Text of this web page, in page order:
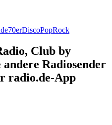
70erDiscoPopRock
Club by
Radiosender
radio.de-App